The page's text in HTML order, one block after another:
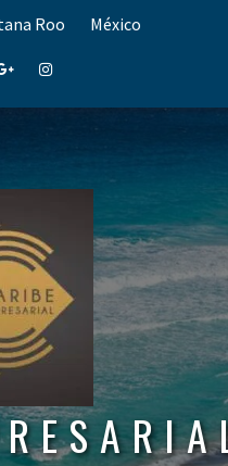
Roo México
Instagram